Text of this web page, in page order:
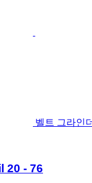
벨트 그라인
20 - 76